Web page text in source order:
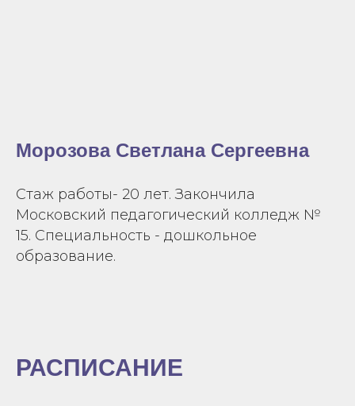
Морозова Светлана Сергеевна
Стаж работы- 20 лет. Закончила
Московский педагогический колледж №
15. Специальность - дошкольное
образование.
РАСПИСАНИЕ